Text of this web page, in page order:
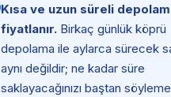
Kısa ve uzun süreli
fiyatlanır. Birkaç günlük köprü
depolama ile aylarca sürecek
aynı değildir; ne kadar süre
saklayacağınızı baştan